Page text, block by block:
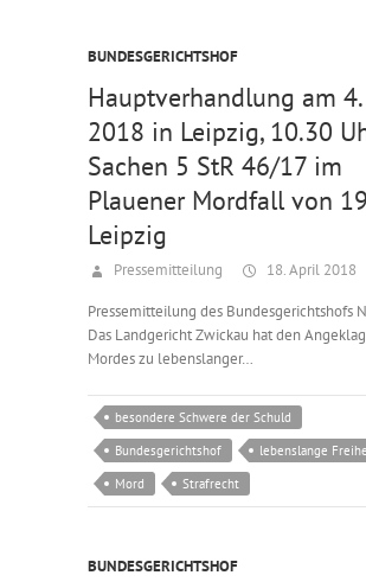
BUNDESGERICHTSHOF
Hauptverhandlung am 4.
2018 in Leipzig, 10.30
Sachen 5 StR 46/17 im
Plauener Mordfall von
Leipzig
Pressemitteilung 18. April 2018
Pressemitteilung des Bundesgerichtshofs
Das Landgericht Zwickau hat den
Mordes zu lebenslanger…
besondere Schwere der Schuld
Bundesgerichtshof
lebenslange
Mord
Strafrecht
BUNDESGERICHTSHOF